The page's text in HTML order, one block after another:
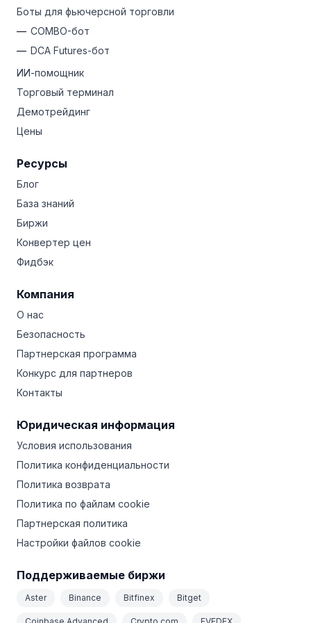
Боты для фьючерсной торговли
COMBO-бот
DCA Futures-бот
ИИ-помощник
Торговый терминал
Демотрейдинг
Цены
Ресурсы
Блог
База знаний
Биржи
Конвертер цен
Фидбэк
Компания
О нас
Безопасность
Партнерская программа
Конкурс для партнеров
Контакты
Юридическая информация
Условия использования
Политика конфиденциальности
Политика возврата
Политика по файлам cookie
Партнерская политика
Настройки файлов cookie
Поддерживаемые биржи
Aster Binance Bitfinex Bitget